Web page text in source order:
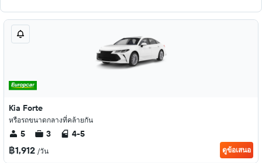
Kia Forte
หรือรถขนาดกลางที่คล้ายกัน
5 3 4-5
฿1,912 /วัน ดูข้อเสนอ